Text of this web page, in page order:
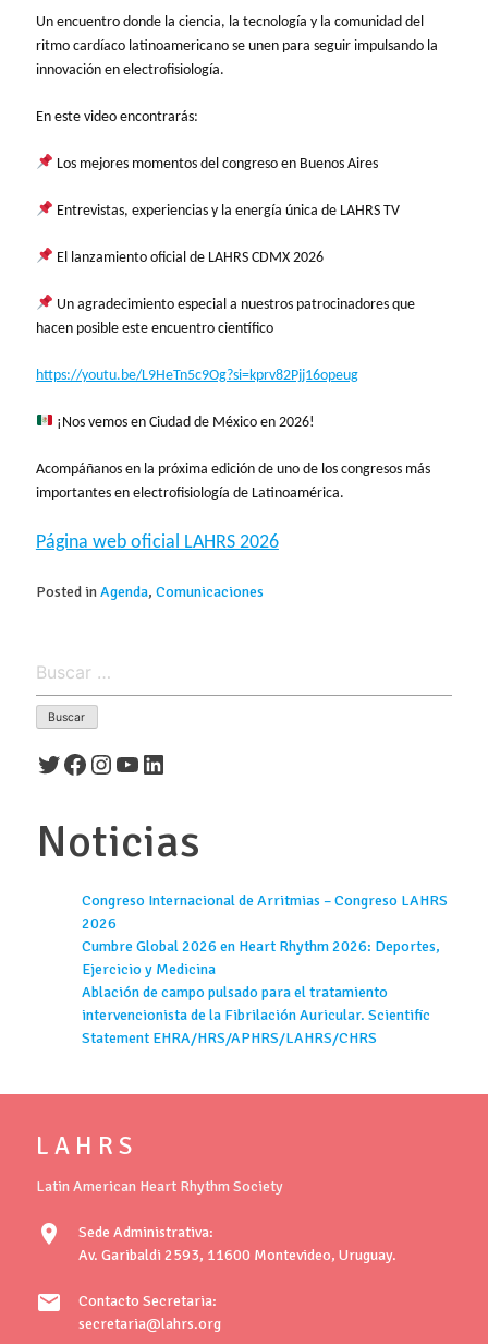
Un encuentro donde la ciencia, la tecnología y la comunidad del
ritmo cardíaco latinoamericano se unen para seguir impulsando la
innovación en electrofisiología.
En este video encontrarás:
Los mejores momentos del congreso en Buenos Aires
Entrevistas, experiencias y la energía única de LAHRS TV
El lanzamiento oficial de LAHRS CDMX 2026
Un agradecimiento especial a nuestros patrocinadores que
hacen posible este encuentro científico
https://youtu.be/L9HeTn5c9Og?si=kprv82Pjj16opeug
¡Nos vemos en Ciudad de México en 2026!
Acompáñanos en la próxima edición de uno de los congresos más
importantes en electrofisiología de Latinoamérica.
Página web oficial LAHRS 2026
Posted inAgenda, Comunicaciones
Twitter
Facebook
Instagram
YouTube
LinkedIn
Noticias
Congreso Internacional de Arritmias – Congreso LAHRS
2026
Cumbre Global 2026 en Heart Rhythm 2026: Deportes,
Ejercicio y Medicina
Ablación de campo pulsado para el tratamiento
intervencionista de la Fibrilación Auricular. Scientific
Statement EHRA/HRS/APHRS/LAHRS/CHRS
L A H R S
Latin American Heart Rhythm Society
location_on
Sede Administrativa:
Av. Garibaldi 2593, 11600 Montevideo, Uruguay.
mail
Contacto Secretaria:
secretaria@lahrs.org